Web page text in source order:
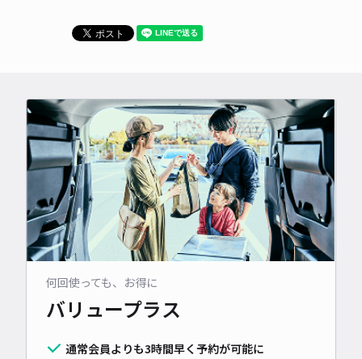
何回使っても、お得に
バリュープラス
通常会員よりも3時間早く予約が可能に